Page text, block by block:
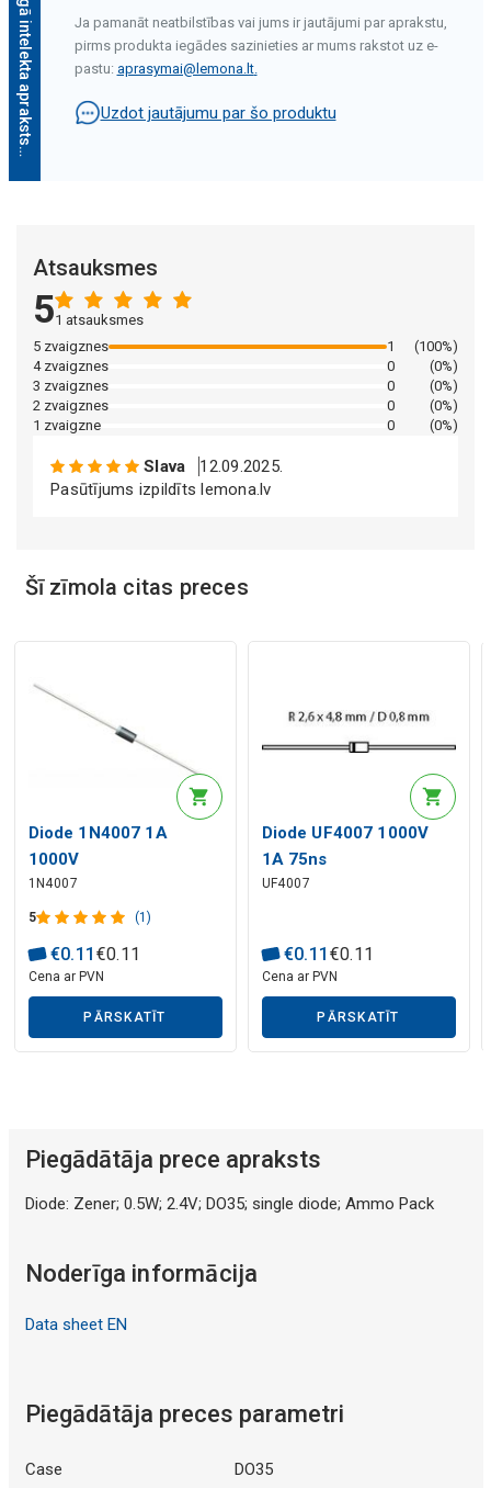
Mākslīgā intelekta apraksts
Mākslīgā intelekta apraksts
Mākslīgā intelekta apraksts
Mākslīgā intelekta apraksts
Ja pamanāt neatbilstības vai jums ir jautājumi par aprakstu,
pirms produkta iegādes sazinieties ar mums rakstot uz e-
pastu: aprasymai@lemona.lt.
Uzdot jautājumu par šo produktu
Atsauksmes
51 atsauksmes
5 zvaigznes
1
(100%)
4 zvaigznes
0
(0%)
3 zvaigznes
0
(0%)
2 zvaigznes
0
(0%)
1 zvaigzne
0 (0%)
Slava
12.09.2025.
Pasūtījums izpildīts lemona.lv
Šī zīmola citas preces
Diode 1N4007 1A
1000V
1N4007
5 (1)
€0.11 €0.11
Cena ar PVN
PĀRSKATĪT
Diode UF4007 1000V
1A 75ns
UF4007
€0.11 €0.11
Cena ar PVN
PĀRSKATĪT
Piegādātāja prece apraksts
Diode: Zener; 0.5W; 2.4V; DO35; single diode; Ammo Pack
Noderīga informācija
Data sheet EN
Piegādātāja preces parametri
Case DO35